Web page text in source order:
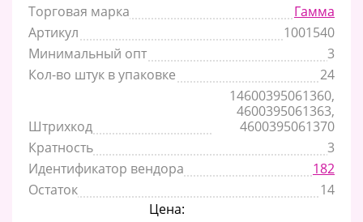
Торговая марка
Гамма
Артикул
1001540
Минимальный опт
3
Кол-во штук в упаковке
24
Штрихкод
14600395061360,
4600395061363,
4600395061370
Кратность
3
Идентификатор вендора
182
Остаток
14
Цена: